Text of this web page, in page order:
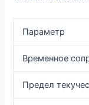
Параметр
Временное
Предел